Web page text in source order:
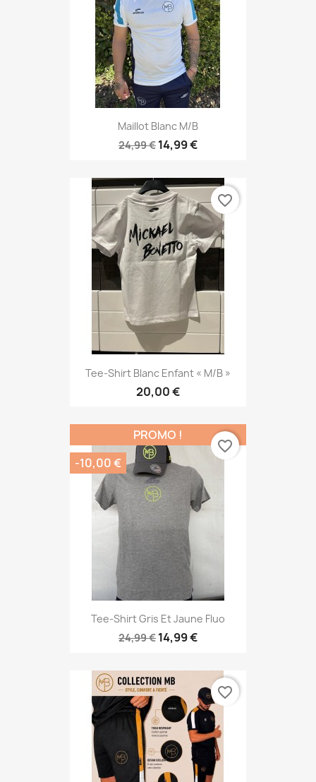
Maillot Blanc M/B
24,99 € 14,99 €
Tee-Shirt Blanc Enfant « M/B »
20,00 €
favorite_border
Tee-Shirt Gris Et Jaune Fluo
24,99 € 14,99 €
PROMO !
-10,00 €
favorite_border
favorite_border